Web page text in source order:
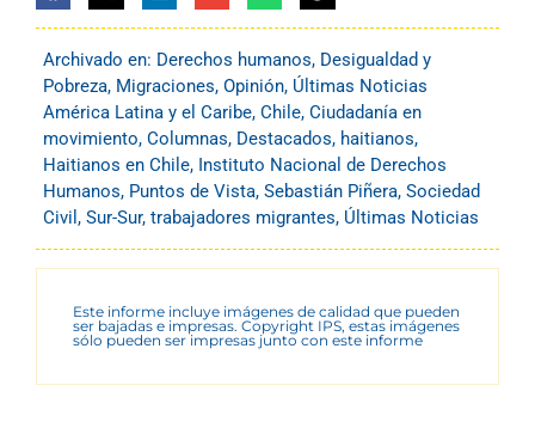
Archivado en: Derechos humanos, Desigualdad y
Pobreza, Migraciones, Opinión, Últimas Noticias
América Latina y el Caribe, Chile, Ciudadanía en
movimiento, Columnas, Destacados, haitianos,
Haitianos en Chile, Instituto Nacional de Derechos
Humanos, Puntos de Vista, Sebastián Piñera, Sociedad
Civil , Sur-Sur, trabajadores migrantes, Últimas Noticias
Este informe incluye imágenes de calidad que pueden
ser bajadas e impresas. Copyright IPS, estas imágenes
sólo pueden ser impresas junto con este informe